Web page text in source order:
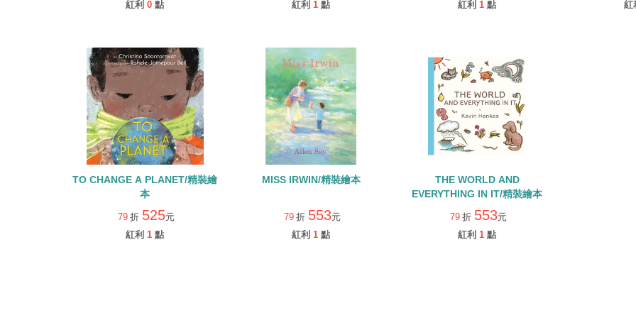
紅利 0 點
紅利 1 點
紅利 1 點
紅
TO CHANGE A PLANET/精裝繪
本
79 折 525元
紅利 1 點
MISS IRWIN/精裝繪本
79 折 553元
紅利 1 點
THE WORLD AND
EVERYTHING IN IT/精裝繪本
79 折 553元
紅利 1 點